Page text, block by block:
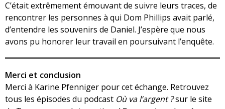
C’était extrêmement émouvant de suivre leurs traces, de
rencontrer les personnes à qui Dom Phillips avait parlé,
d’entendre les souvenirs de Daniel. J’espère que nous
avons pu honorer leur travail en poursuivant l’enquête.
Merci et conclusion
Merci à Karine Pfenniger pour cet échange. Retrouvez
tous les épisodes du podcast Où va l’argent ?sur le site